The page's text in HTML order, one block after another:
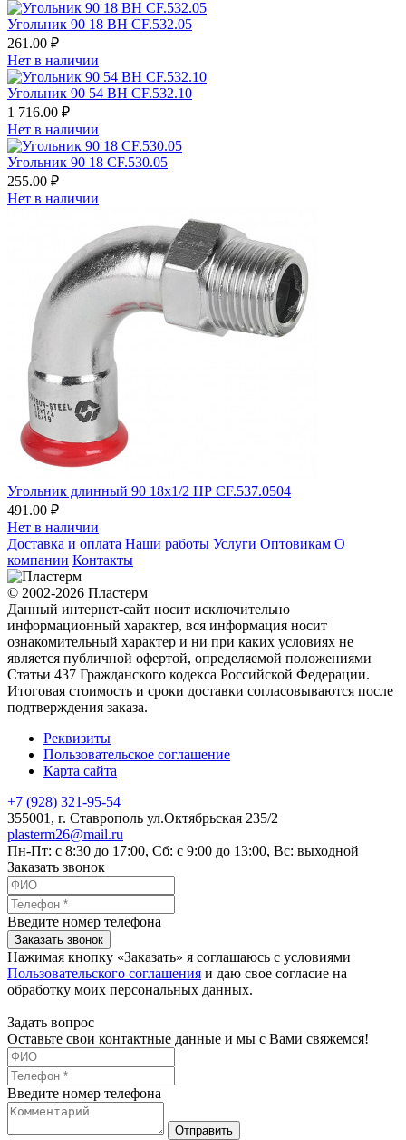
Угольник 90 18 ВН CF.532.05
261.00 ₽
Нет в наличии
Угольник 90 54 ВН CF.532.10
1 716.00 ₽
Нет в наличии
Угольник 90 18 CF.530.05
255.00 ₽
Нет в наличии
Угольник длинный 90 18х1/2 НР CF.537.0504
491.00 ₽
Нет в наличии
Доставка и оплата Наши работы Услуги Оптовикам О
компании Контакты
© 2002-2026 Пластерм
Данный интернет-сайт носит исключительно
информационный характер, вся информация носит
ознакомительный характер и ни при каких условиях не
является публичной офертой, определяемой положениями
Статьи 437 Гражданского кодекса Российской Федерации.
Итоговая стоимость и сроки доставки согласовываются после
подтверждения заказа.
Реквизиты
Пользовательское соглашение
Карта сайта
+7 (928) 321-95-54
355001 , г. Ставрополь ул.Октябрьская 235/2
plasterm26@mail.ru
Пн-Пт: с 8:30 до 17:00, Сб: с 9:00 до 13:00, Вс: выходной
Заказать звонок
Введите номер телефона
Заказать звонок
Нажимая кнопку «Заказать» я соглашаюсь с условиями
Пользовательского соглашения и даю свое согласие на
обработку моих персональных данных.
Задать вопрос
Оставьте свои контактные данные и мы с Вами свяжемся!
Введите номер телефона
Отправить